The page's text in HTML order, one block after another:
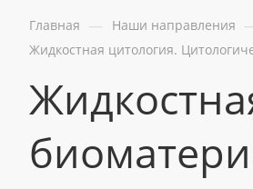
Главная — Наши направления
Жидкостная цитология.